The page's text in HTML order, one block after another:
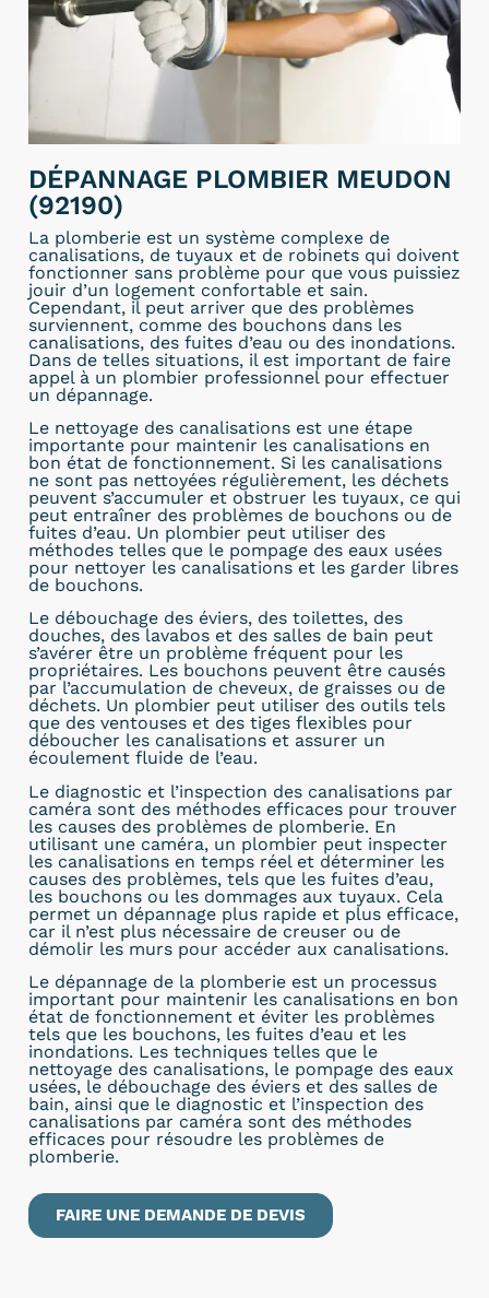
DÉPANNAGE PLOMBIER MEUDON
(92190)
La plomberie est un système complexe de
canalisations, de tuyaux et de robinets qui doivent
fonctionner sans problème pour que vous puissiez
jouir d’un logement confortable et sain.
Cependant, il peut arriver que des problèmes
surviennent, comme des bouchons dans les
canalisations, des fuites d’eau ou des inondations.
Dans de telles situations, il est important de faire
appel à un plombier professionnel pour effectuer
un dépannage.
Le nettoyage des canalisations est une étape
importante pour maintenir les canalisations en
bon état de fonctionnement. Si les canalisations
ne sont pas nettoyées régulièrement, les déchets
peuvent s’accumuler et obstruer les tuyaux, ce qui
peut entraîner des problèmes de bouchons ou de
fuites d’eau. Un plombier peut utiliser des
méthodes telles que le pompage des eaux usées
pour nettoyer les canalisations et les garder libres
de bouchons.
Le débouchage des éviers, des toilettes, des
douches, des lavabos et des salles de bain peut
s’avérer être un problème fréquent pour les
propriétaires. Les bouchons peuvent être causés
par l’accumulation de cheveux, de graisses ou de
déchets. Un plombier peut utiliser des outils tels
que des ventouses et des tiges flexibles pour
déboucher les canalisations et assurer un
écoulement fluide de l’eau.
Le diagnostic et l’inspection des canalisations par
caméra sont des méthodes efficaces pour trouver
les causes des problèmes de plomberie. En
utilisant une caméra, un plombier peut inspecter
les canalisations en temps réel et déterminer les
causes des problèmes, tels que les fuites d’eau,
les bouchons ou les dommages aux tuyaux. Cela
permet un dépannage plus rapide et plus efficace,
car il n’est plus nécessaire de creuser ou de
démolir les murs pour accéder aux canalisations.
Le dépannage de la plomberie est un processus
important pour maintenir les canalisations en bon
état de fonctionnement et éviter les problèmes
tels que les bouchons, les fuites d’eau et les
inondations. Les techniques telles que le
nettoyage des canalisations, le pompage des eaux
usées, le débouchage des éviers et des salles de
bain, ainsi que le diagnostic et l’inspection des
canalisations par caméra sont des méthodes
efficaces pour résoudre les problèmes de
plomberie.
FAIRE UNE DEMANDE DE DEVIS